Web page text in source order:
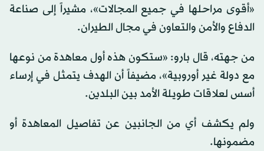
«أقوى مراحلها في جميع المجالات»، مشيراً إلى صناعة
الدفاع ⁠والأمن والتعاون في مجال الطيران.
من جهته، قال بارو: «ستكون هذه ‌أول معاهدة ‌من نوعها
مع دولة غير أوروبية»، ​مضيفاً أن الهدف ‌يتمثل في إرساء
أسس لعلاقات طويلة ‌الأمد بين البلدين.
ولم يكشف أي من الجانبين عن تفاصيل المعاهدة أو
مضمونها.